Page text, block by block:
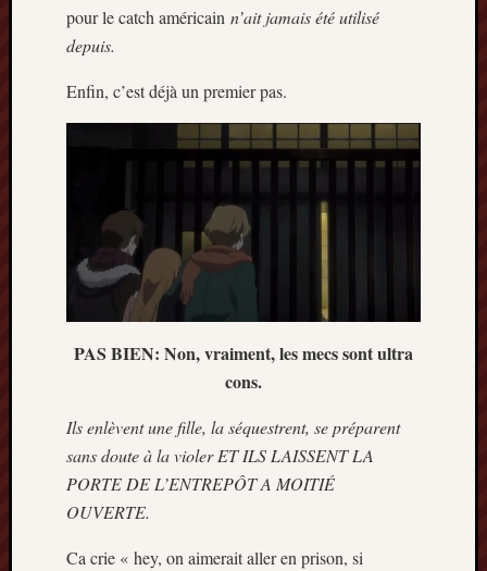
pour le catch américain n’ait jamais été utilisé
depuis.
Enfin, c’est déjà un premier pas.
PAS BIEN: Non, vraiment, les mecs sont ultra
cons.
Ils enlèvent une fille, la séquestrent, se préparent
sans doute à la violer ET ILS LAISSENT LA
PORTE DE L’ENTREPÔT A MOITIÉ
OUVERTE.
Ca crie « hey, on aimerait aller en prison, si